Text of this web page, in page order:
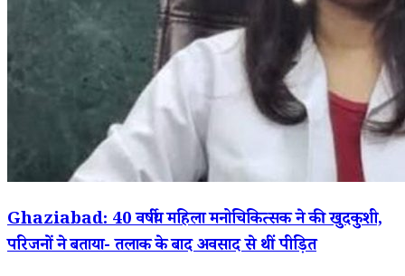
Ghaziabad: 40 वर्षीय महिला मनोचिकित्सक ने की खुदकुशी,
परिजनों ने बताया- तलाक के बाद अवसाद से थीं पीड़ित